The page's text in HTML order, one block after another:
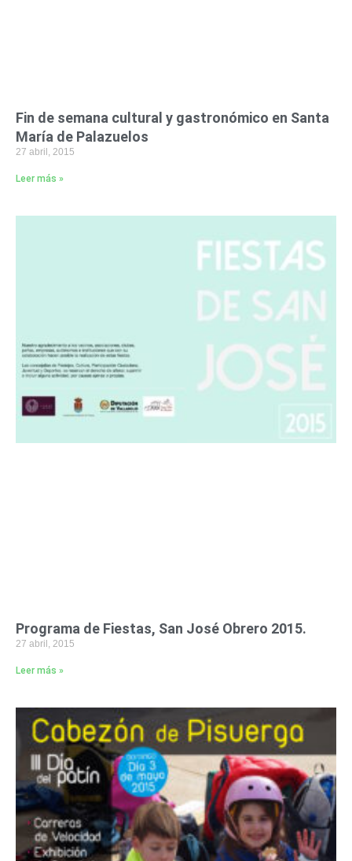
Fin de semana cultural y gastronómico en Santa
María de Palazuelos
27 abril, 2015
Leer más »
Programa de Fiestas, San José Obrero 2015.
27 abril, 2015
Leer más »